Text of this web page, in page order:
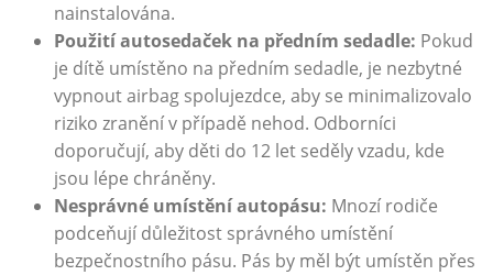
nainstalována.
Použití autosedaček na předním sedadle: Pokud
je dítě umístěno na předním sedadle, je nezbytné
vypnout airbag spolujezdce, aby se minimalizovalo
riziko zranění v případě nehod. Odborníci
doporučují, aby děti do 12 let seděly vzadu, kde
jsou lépe chráněny.
Nesprávné umístění autopásu: Mnozí rodiče
podceňují důležitost správného umístění
bezpečnostního pásu. Pás by měl být umístěn přes